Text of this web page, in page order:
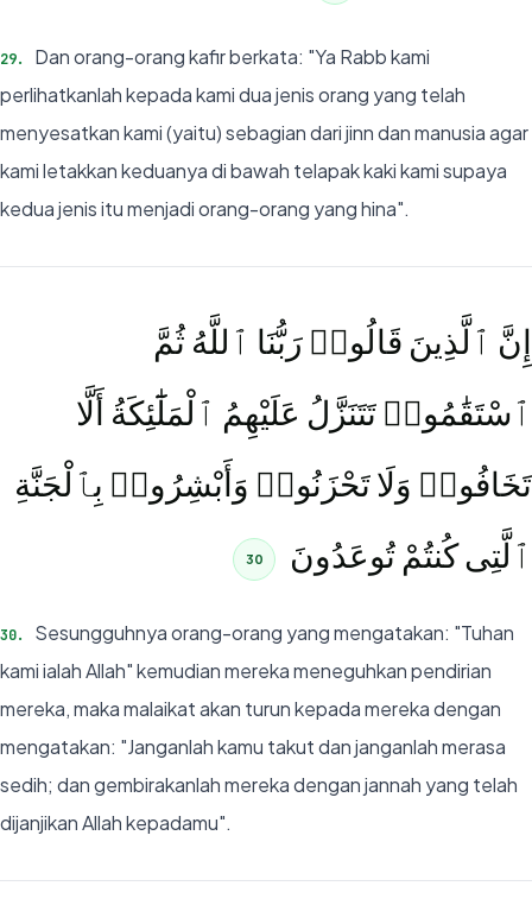
29.
Dan orang-orang kafir berkata: "Ya Rabb kami
perlihatkanlah kepada kami dua jenis orang yang telah
menyesatkan kami (yaitu) sebagian dari jinn dan manusia agar
kami letakkan keduanya di bawah telapak kaki kami supaya
kedua jenis itu menjadi orang-orang yang hina".
إِنَّ ٱلَّذِينَ قَالُوا۟ رَبُّنَا ٱللَّهُ ثُمَّ
ٱسْتَقَٰمُوا۟ تَتَنَزَّلُ عَلَيْهِمُ ٱلْمَلَٰٓئِكَةُ أَلَّا
تَخَافُوا۟ وَلَا تَحْزَنُوا۟ وَأَبْشِرُوا۟ بِٱلْجَنَّةِ
ٱلَّتِى كُنتُمْ تُوعَدُونَ
30
30.
Sesungguhnya orang-orang yang mengatakan: "Tuhan
kami ialah Allah" kemudian mereka meneguhkan pendirian
mereka, maka malaikat akan turun kepada mereka dengan
mengatakan: "Janganlah kamu takut dan janganlah merasa
sedih; dan gembirakanlah mereka dengan jannah yang telah
dijanjikan Allah kepadamu".